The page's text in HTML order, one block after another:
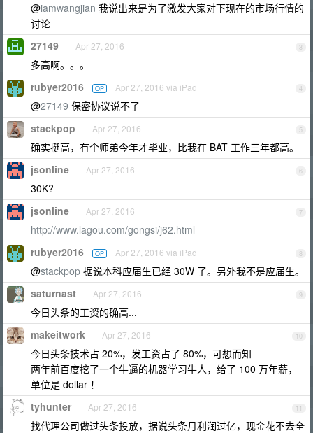
@iamwangjian 我说出来是为了激发大家对下现在的市场行情的
讨论
3
27149 Apr 27, 2016
多高啊。。。
4
rubyer2016 OP Apr 27, 2016 via iPad
@27149 保密协议说不了
5
stackpop Apr 27, 2016
确实挺高，有个师弟今年才毕业，比我在 BAT 工作三年都高。
6
jsonline Apr 27, 2016
30K?
7
jsonline Apr 27, 2016
http://www.lagou.com/gongsi/j62.html
8
rubyer2016 OP Apr 27, 2016 via iPad
@stackpop 据说本科应届生已经 30W 了。另外我不是应届生。
9
saturnast Apr 27, 2016
今日头条的工资的确高...
10
makeitwork Apr 27, 2016
今日头条技术占 20%，发工资占了 80%，可想而知
两年前百度挖了一个牛逼的机器学习牛人，给了 100 万年薪，
单位是 dollar ！
11
tyhunter Apr 27, 2016
找代理公司做过头条投放，据说头条月利润过亿，现金花不去全